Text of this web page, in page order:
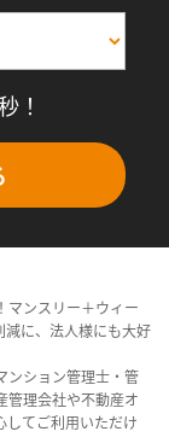
！
マンスリー＋ウィー
減に、法人様にも大好
ンション管理士・管
管理会社や不動産オ
してご利用いただけ